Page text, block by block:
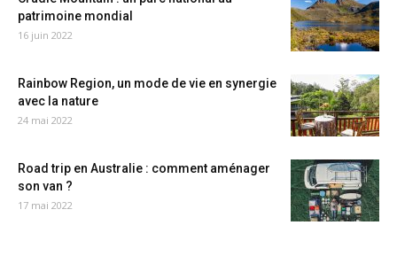
patrimoine mondial
16 juin 2022
Rainbow Region, un mode de vie en synergie
avec la nature
24 mai 2022
Road trip en Australie : comment aménager
son van ?
17 mai 2022